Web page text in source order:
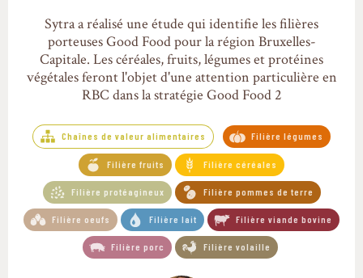
Sytra a réalisé une étude qui identifie les filières
porteuses Good Food pour la région Bruxelles-
Capitale. Les céréales, fruits, légumes et protéines
végétales feront l'objet d'une attention particulière en
RBC dans la stratégie Good Food 2
Chaînes de valeur alimentaires Filière légumes
Filière fruits Filière céréales
Filière protéagineux Filière pommes de terre
Filière oeufs Filière lait Filière viande bovine
Filière porc Filière volaille